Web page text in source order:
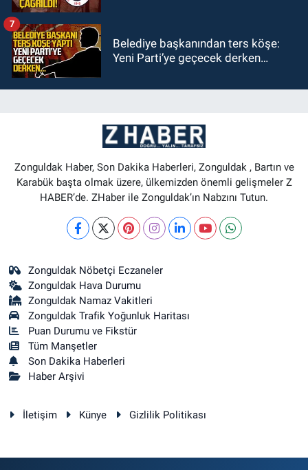
Belediye başkanından ters köşe:
Yeni Parti’ye geçecek derken…
7
Zonguldak Haber, Son Dakika Haberleri, Zonguldak , Bartın ve
Karabük başta olmak üzere, ülkemizden önemli gelişmeler Z
HABER’de. ZHaber ile Zonguldak’ın Nabzını Tutun.
Zonguldak Nöbetçi Eczaneler
Zonguldak Hava Durumu
Zonguldak Namaz Vakitleri
Zonguldak Trafik Yoğunluk Haritası
Puan Durumu ve Fikstür
Tüm Manşetler
Son Dakika Haberleri
Haber Arşivi
İletişim Künye Gizlilik Politikası